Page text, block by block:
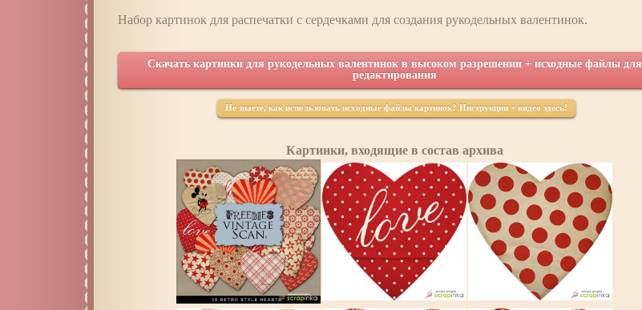
Набор картинок для распечатки с сердечками для создания рукодельных валентинок.
Скачать картинки для рукодельных валентинок в высоком разрешении + исходные файлы для
редактирования
Не знаете, как использовать исходные файлы картинок? Инструкции + видео здесь!
Картинки, входящие в состав архива